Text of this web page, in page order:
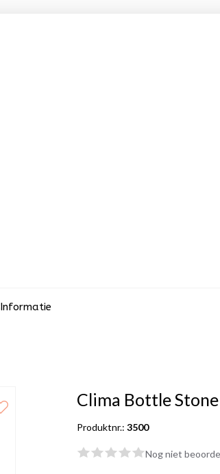
Informatie
Clima Bottle
Produktnr.:3500
Nog niet